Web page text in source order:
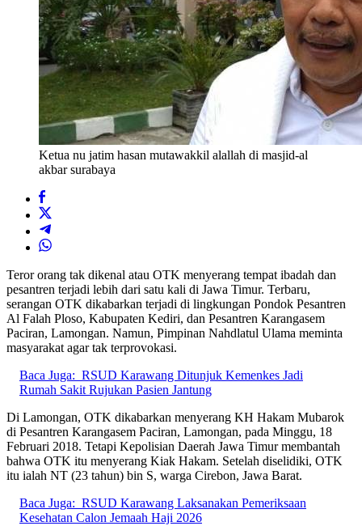
Ketua nu jatim hasan mutawakkil alallah di masjid-al
akbar surabaya
Teror orang tak dikenal atau OTK menyerang tempat ibadah dan
pesantren terjadi lebih dari satu kali di Jawa Timur. Terbaru,
serangan OTK dikabarkan terjadi di lingkungan Pondok Pesantren
Al Falah Ploso, Kabupaten Kediri, dan Pesantren Karangasem
Paciran, Lamongan. Namun, Pimpinan Nahdlatul Ulama meminta
masyarakat agar tak terprovokasi.
Baca Juga: RSUD Karawang Ditunjuk Kemenkes Jadi
Rumah Sakit Rujukan Pasien Jantung
Di Lamongan, OTK dikabarkan menyerang KH Hakam Mubarok
di Pesantren Karangasem Paciran, Lamongan, pada Minggu, 18
Februari 2018. Tetapi Kepolisian Daerah Jawa Timur membantah
bahwa OTK itu menyerang Kiak Hakam. Setelah diselidiki, OTK
itu ialah NT (23 tahun) bin S, warga Cirebon, Jawa Barat.
Baca Juga: RSUD Karawang Laksanakan Pemeriksaan
Kesehatan Calon Jemaah Haji 2026